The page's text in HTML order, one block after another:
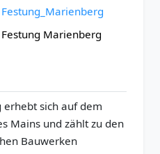
Festung_Marienberg
Festung Marienberg
sich auf dem
Mains und zählt zu den
Bauwerken